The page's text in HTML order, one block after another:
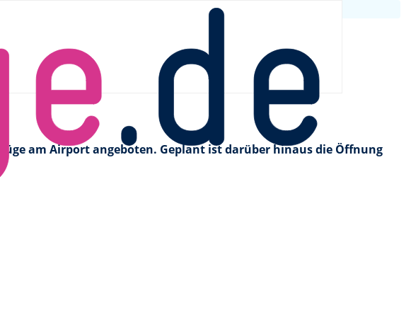
am BER
am Airport angeboten. Geplant ist darüber hinaus die Öffnung